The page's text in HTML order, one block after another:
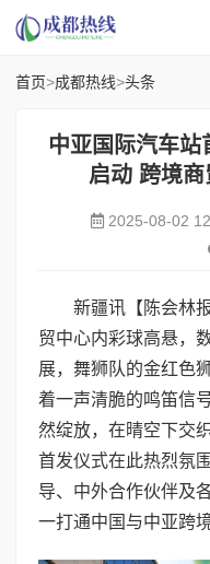
首页>成都热线>头条
中亚国际汽车站
启动 跨境
2025-08-02
新疆讯【陈会林
贸中心内彩球高悬，
展，舞狮队的金红色
着一声清脆的鸣笛信
然绽放，在晴空下交
首发仪式在此热烈氛
导、中外合作伙伴及
一打通中国与中亚跨